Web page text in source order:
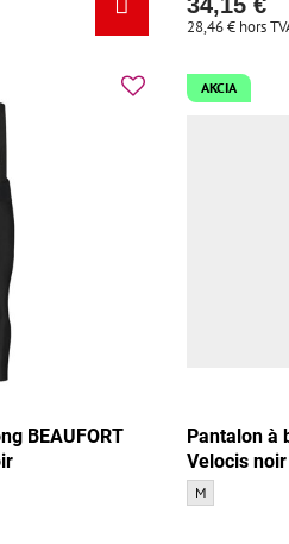
28,46 € hors
BEAUFORT
INTERA à bretelles noir - Taille:
INTERA à bretelles noir - Couleur de base:
AKCIA
Pantalon à
Velocis noir
Pantalon à
M